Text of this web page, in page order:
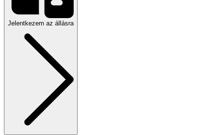
Jelentkezem az állásra